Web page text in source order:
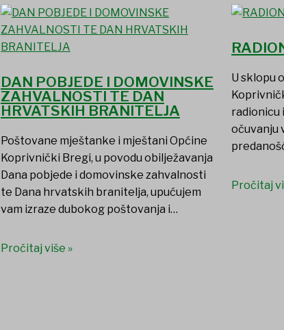
DAN POBJEDE I DOMOVINSKE
ZAHVALNOSTI TE DAN
HRVATSKIH BRANITELJA
Poštovane mještanke i mještani Općine
Koprivnički Bregi, u povodu obilježavanja
Dana pobjede i domovinske zahvalnosti
te Dana hrvatskih branitelja, upućujem
vam izraze dubokog poštovanja i…
Pročitaj više »
U sklopu
radionicu
očuvanju
Pročitaj